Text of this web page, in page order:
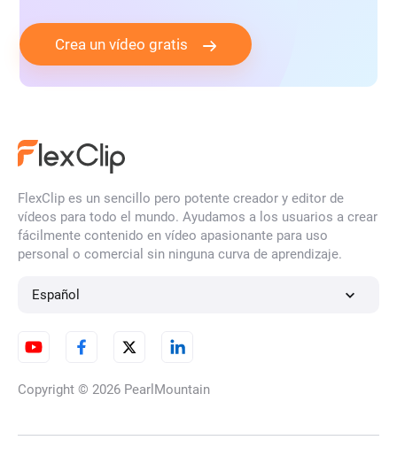
Crea un vídeo gratis
FlexClip es un sencillo pero potente creador y editor de
vídeos para todo el mundo. Ayudamos a los usuarios a crear
fácilmente contenido en vídeo apasionante para uso
personal o comercial sin ninguna curva de aprendizaje.
Español
Copyright © 2026 PearlMountain